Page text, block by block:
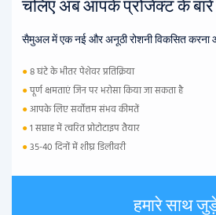
चलिए अब आपके प्रोजेक्ट के बारे
सैमुअल में एक नई और अनूठी रोशनी विकसित करना
●8 घंटे के भीतर पेशेवर प्रतिक्रिया
●पूर्ण क्षमताएं जिन पर भरोसा किया जा सकता है
●आपके लिए सर्वोत्तम संभव कीमतें
●1 सप्ताह में त्वरित प्रोटोटाइप तैयार
●35-40 दिनों में शीघ्र डिलीवरी
हमारे साथ